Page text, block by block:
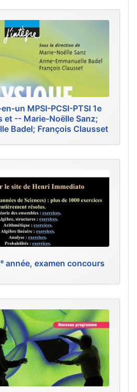
un MPSI-PCSI-PTSI 1e
et -- Marie-Noëlle Sanz;
Badel; François Clausset
année, examen concours